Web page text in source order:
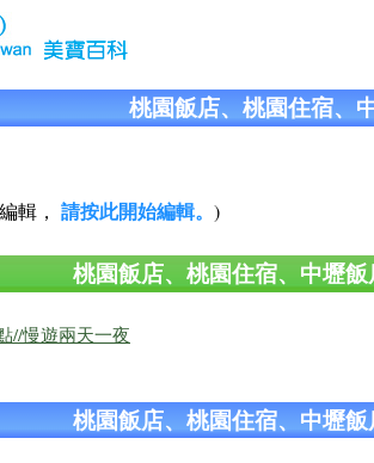
桃園飯店、桃園住宿、
輯， 請按此開始編輯。 )
桃園飯店、桃園住宿、中壢
//慢遊兩天一夜
桃園飯店、桃園住宿、中壢